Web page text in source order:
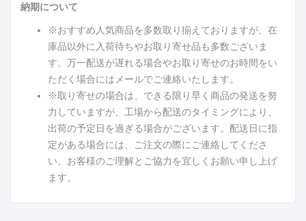
納期について
※おすすめ人気商品を多数取り揃えておりますが、在
庫品以外に入荷待ちやお取り寄せ品も多数ございま
す。万一配送が遅れる場合やお取り寄せのお時間をい
ただく場合にはメールでご連絡いたします。
※取り寄せの場合は、できる限り早く商品の発送を努
力していますが、工場から配送のタイミングにより、
出荷の予定日を過ぎる場合がございます。配送日に指
定がある場合には、ご注文の際にご連絡してくださ
い。お客様のご理解とご協力を宜しくお願い申し上げ
ます。